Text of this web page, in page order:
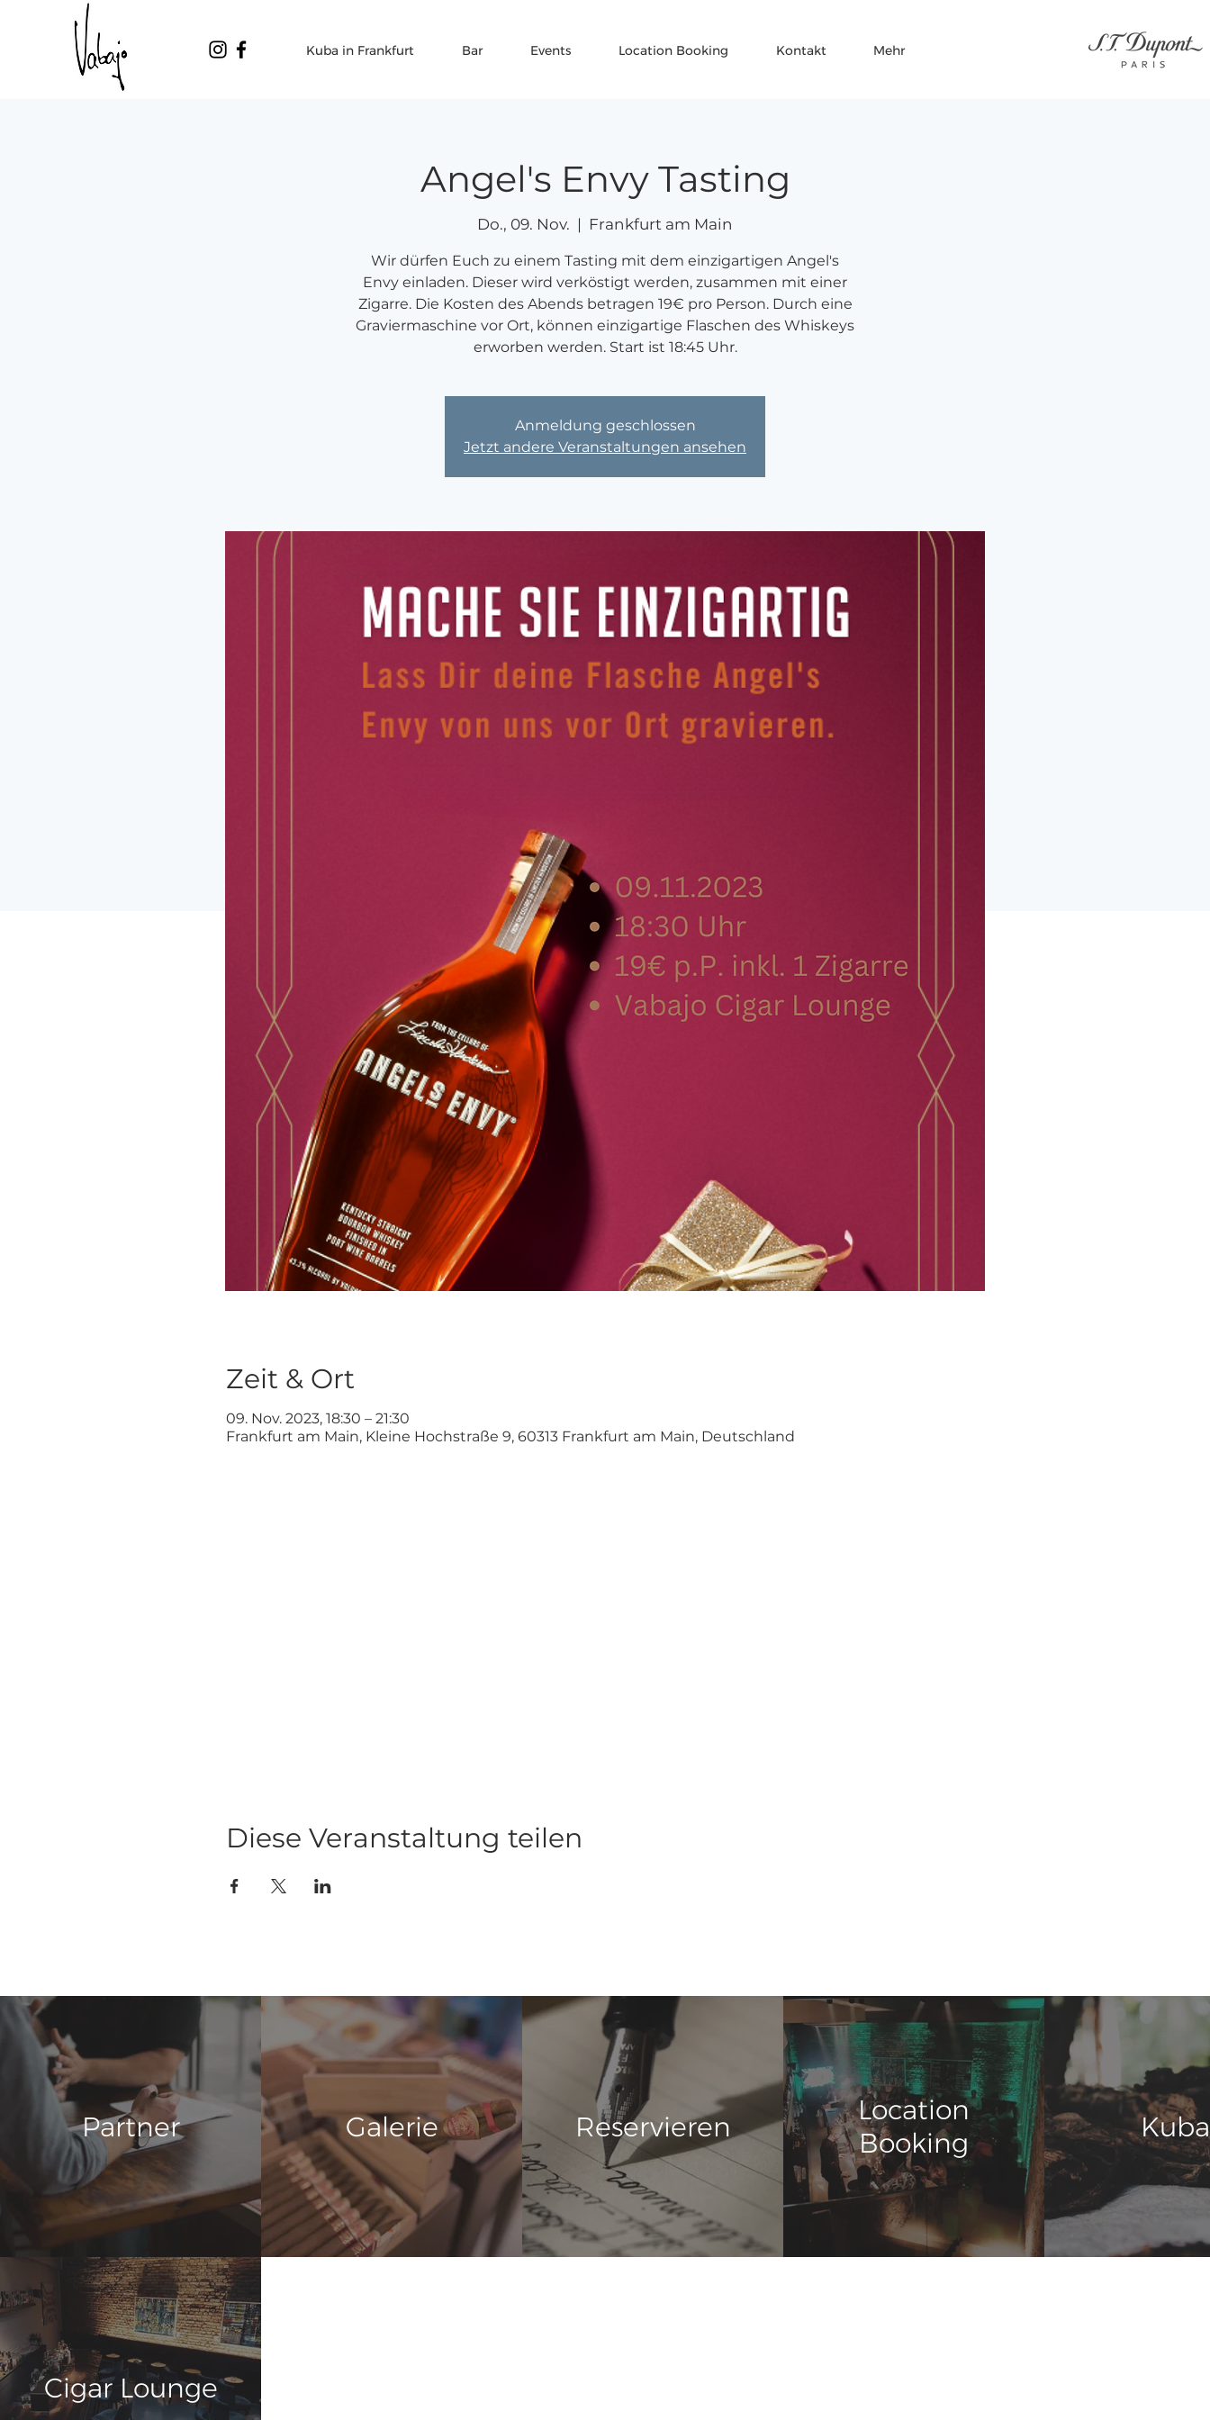
Kuba in Frankfurt Bar Events Location Booking Kontakt Mehr
Angel's Envy Tasting
Do., 09. Nov.
  |
Frankfurt am Main
Wir dürfen Euch zu einem Tasting mit dem einzigartigen Angel's
Envy einladen. Dieser wird verköstigt werden, zusammen mit einer
Zigarre. Die Kosten des Abends betragen 19€ pro Person. Durch eine
Graviermaschine vor Ort, können einzigartige Flaschen des Whiskeys
erworben werden. Start ist 18:45 Uhr.
Anmeldung geschlossen
Jetzt andere Veranstaltungen ansehen
Zeit & Ort
09. Nov. 2023, 18:30 – 21:30
Frankfurt am Main, Kleine Hochstraße 9, 60313 Frankfurt am Main, Deutschland
Diese Veranstaltung teilen
Partner Galerie Reservieren
Location
Booking
Kuba
Cigar Lounge